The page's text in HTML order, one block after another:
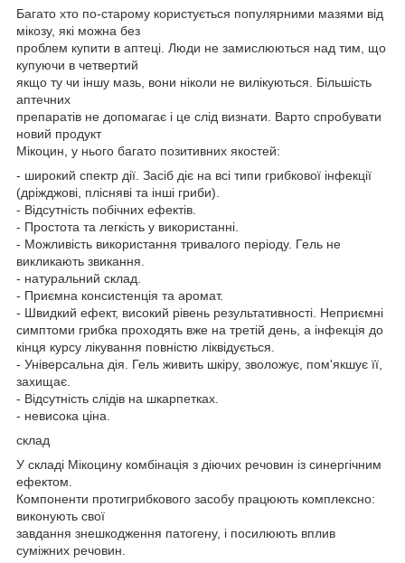
Багато хто по-старому користується популярними мазями від
мікозу, які можна без
проблем купити в аптеці. Люди не замислюються над тим, що
купуючи в четвертий
якщо ту чи іншу мазь, вони ніколи не вилікуються. Більшість
аптечних
препаратів не допомагає і це слід визнати. Варто спробувати
новий продукт
Мікоцин, у нього багато позитивних якостей:
- широкий спектр дії. Засіб діє на всі типи грибкової інфекції
(дріжджові, плісняві та інші гриби).
- Відсутність побічних ефектів.
- Простота та легкість у використанні.
- Можливість використання тривалого періоду. Гель не
викликають звикання.
- натуральний склад.
- Приємна консистенція та аромат.
- Швидкий ефект, високий рівень результативності. Неприємні
симптоми грибка проходять вже на третій день, а інфекція до
кінця курсу лікування повністю ліквідується.
- Універсальна дія. Гель живить шкіру, зволожує, пом'якшує її,
захищає.
- Відсутність слідів на шкарпетках.
- невисока ціна.
склад
У складі Мікоцину комбінація з діючих речовин із синергічним
ефектом.
Компоненти протигрибкового засобу працюють комплексно:
виконують свої
завдання знешкодження патогену, і посилюють вплив
суміжних речовин.